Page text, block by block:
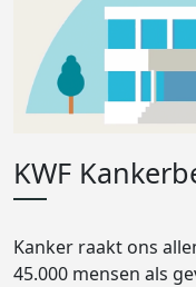
KWF
Kanker raakt ons
45.000 mensen als